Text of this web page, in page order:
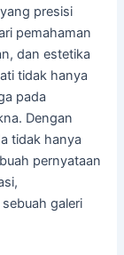
presisi
pemahaman
dan estetika
tidak hanya
pada
Dengan
tidak hanya
pernyataan
galeri